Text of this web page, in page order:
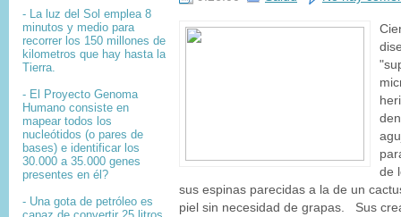
- La luz del Sol emplea 8
minutos y medio para
recorrer los 150 millones de
kilometros que hay hasta la
Tierra.
- El
Proyecto Genoma
Humano consiste en
mapear todos los
nucleótidos (o pares de
bases) e identificar los
30.000 a 35.000 genes
presentes en él?
- Una gota de petróleo es
de
sus espinas parecidas a la de un
piel sin necesidad de grapas. Sus